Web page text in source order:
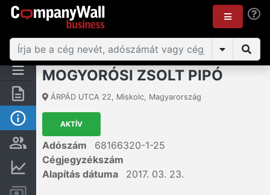
Összegzés
Alap információk
Személyek és tulajdonjog
Pénzügyi információk
MOGYORÓSI ZSOLT PIPÓ
ÁRPÁD UTCA 22, Miskolc, Magyarország
AKTÍV
Adószám
68166320-1-25
Cégjegyzékszám
Alapítás dátuma
2017. 03. 23.